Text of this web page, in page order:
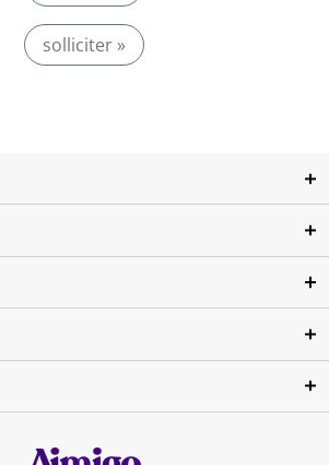
solliciter »